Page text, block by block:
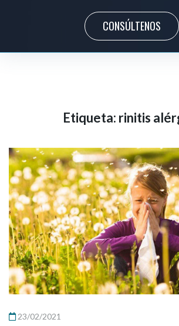
CONSÚLTENOS
Etiqueta: rinitis
23/02/2021